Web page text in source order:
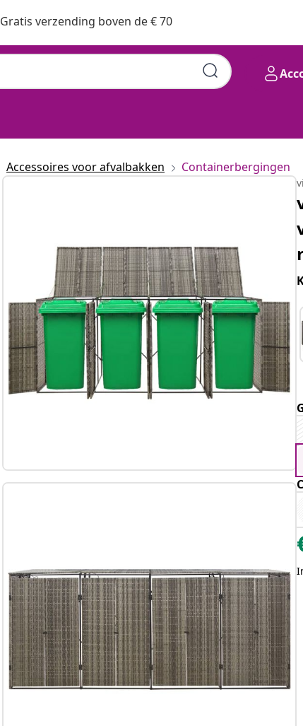
Gratis verzending boven de € 70
Accessoires voor afvalbakken Containerbergingen